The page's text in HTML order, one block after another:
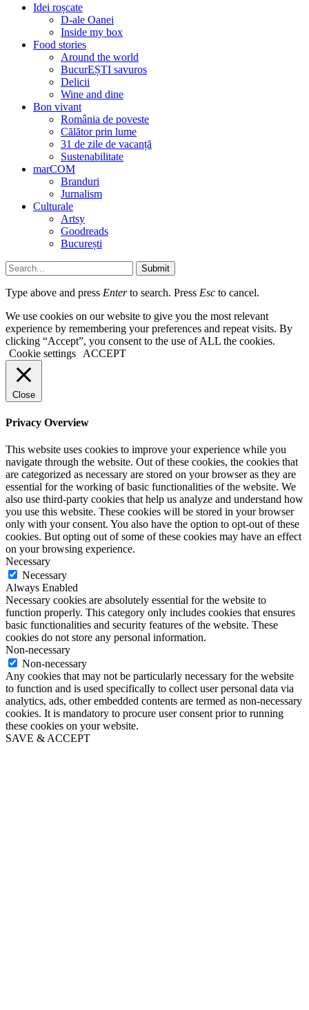
Idei roșcate
D-ale Oanei
Inside my box
Food stories
Around the world
BucurEȘTI savuros
Delicii
Wine and dine
Bon vivant
România de poveste
Călător prin lume
31 de zile de vacanță
Sustenabilitate
marCOM
Branduri
Jurnalism
Culturale
Artsy
Goodreads
București
Submit
Type above and press Enterto search. Press Esc to cancel.
We use cookies on our website to give you the most relevant
experience by remembering your preferences and repeat visits. By
clicking “Accept”, you consent to the use of ALL the cookies.
Cookie settings
ACCEPT
Close
Privacy Overview
This website uses cookies to improve your experience while you
navigate through the website. Out of these cookies, the cookies that
are categorized as necessary are stored on your browser as they are
essential for the working of basic functionalities of the website. We
also use third-party cookies that help us analyze and understand how
you use this website. These cookies will be stored in your browser
only with your consent. You also have the option to opt-out of these
cookies. But opting out of some of these cookies may have an effect
on your browsing experience.
Necessary
Necessary
Always Enabled
Necessary cookies are absolutely essential for the website to
function properly. This category only includes cookies that ensures
basic functionalities and security features of the website. These
cookies do not store any personal information.
Non-necessary
Non-necessary
Any cookies that may not be particularly necessary for the website
to function and is used specifically to collect user personal data via
analytics, ads, other embedded contents are termed as non-necessary
cookies. It is mandatory to procure user consent prior to running
these cookies on your website.
SAVE & ACCEPT